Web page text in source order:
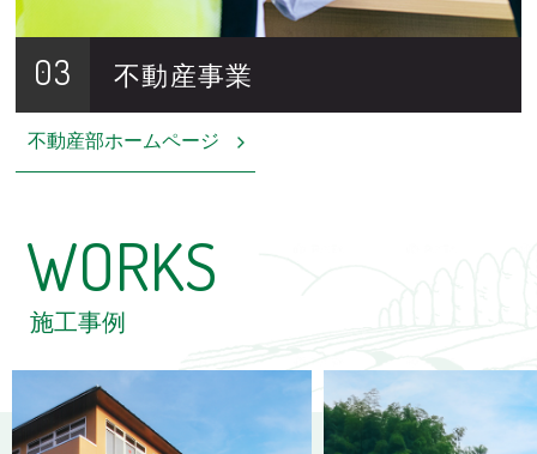
03 不動産事業
不動産部ホームページ
WORKS
施工事例